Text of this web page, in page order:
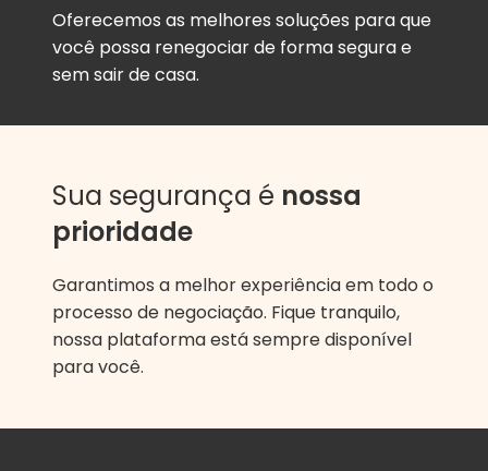
Oferecemos as melhores soluções para que
você possa renegociar de forma segura e
sem sair de casa.
Sua segurança é nossa
prioridade
Garantimos a melhor experiência em todo o
processo de negociação. Fique tranquilo,
nossa plataforma está sempre disponível
para você.